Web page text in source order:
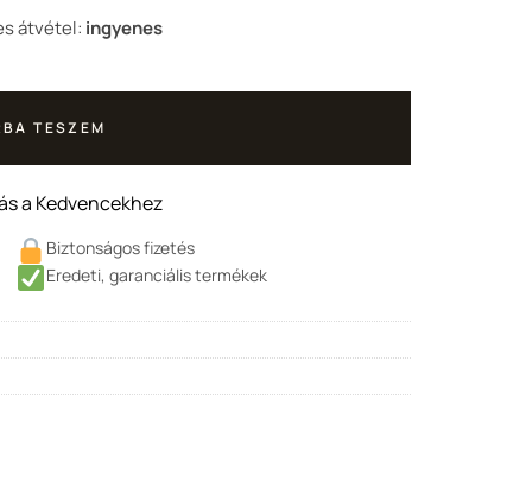
átvétel: ingyenes
TESZEM
a Kedvencekhez
Biztonságos fizetés
Eredeti, garanciális termékek